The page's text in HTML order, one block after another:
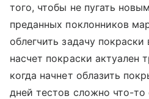
того, чтобы не пугать
преданных поклонников
облегчить задачу
насчет покраски актуален
когда начнет облазить
дней тестов сложно что-то